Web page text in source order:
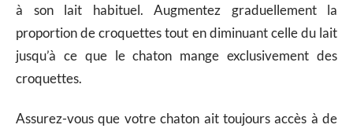
à son lait habituel. Augmentez graduellement la
proportion de croquettes tout en diminuant celle du lait
jusqu’à ce que le chaton mange exclusivement des
croquettes.
Assurez-vous que votre chaton ait toujours accès à de